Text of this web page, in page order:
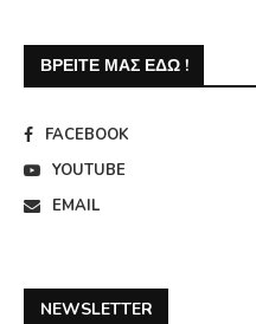
ΒΡΕΊΤΕ ΜΑΣ ΕΔΏ !
FACEBOOK
YOUTUBE
EMAIL
NEWSLETTER